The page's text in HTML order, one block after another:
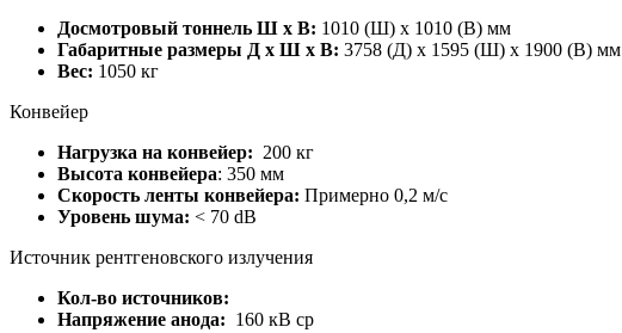
Досмотровый тоннель Ш х В: 1010 (Ш) x 1010 (В) мм
Габаритные размеры Д х Ш х В: 3758 (Д) x 1595 (Ш) x 1900 (В) мм
Вес: 1050 кг
Конвейер
Нагрузка на конвейер: 200 кг
Высота конвейера: 350 мм
Скорость ленты конвейера: Примерно 0,2 м/с
Уровень шума: < 70 dB
Источник рентгеновского излучения
Кол-во источников:
Напряжение анода: 160 кВ ср